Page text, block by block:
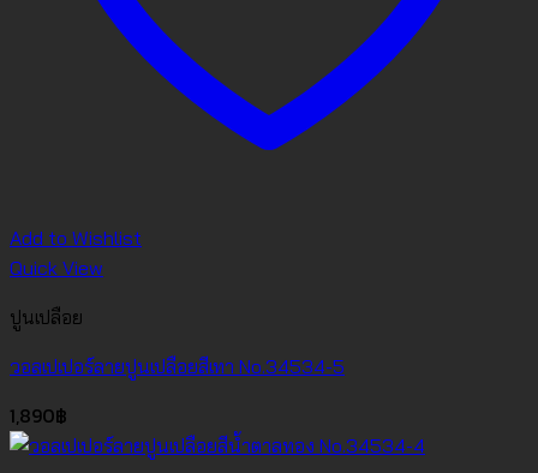
Add to Wishlist
Quick View
ปูนเปลือย
วอลเปเปอร์ลายปูนเปลือยสีเทา No.34534-5
1,890฿